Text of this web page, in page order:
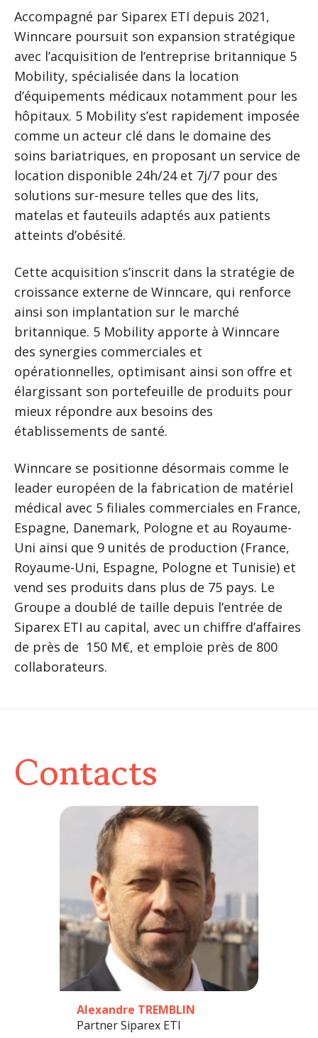
Accompagné par Siparex ETI depuis 2021,
Winncare poursuit son expansion stratégique
avec l’acquisition de l’entreprise britannique 5
Mobility, spécialisée dans la location
d’équipements médicaux notamment pour les
hôpitaux. 5 Mobility s’est rapidement imposée
comme un acteur clé dans le domaine des
soins bariatriques, en proposant un service de
location disponible 24h/24 et 7j/7 pour des
solutions sur-mesure telles que des lits,
matelas et fauteuils adaptés aux patients
atteints d’obésité.
Cette acquisition s’inscrit dans la stratégie de
croissance externe de Winncare, qui renforce
ainsi son implantation sur le marché
britannique. 5 Mobility apporte à Winncare
des synergies commerciales et
opérationnelles, optimisant ainsi son offre et
élargissant son portefeuille de produits pour
mieux répondre aux besoins des
établissements de santé.
Winncare se positionne désormais comme le
leader européen de la fabrication de matériel
médical avec 5 filiales commerciales en France,
Espagne, Danemark, Pologne et au Royaume-
Uni ainsi que 9 unités de production (France,
Royaume-Uni, Espagne, Pologne et Tunisie) et
vend ses produits dans plus de 75 pays. Le
Groupe a doublé de taille depuis l’entrée de
Siparex ETI au capital, avec un chiffre d’affaires
de près de 150 M€, et emploie près de 800
collaborateurs.
Contacts
Alexandre TREMBLIN
Partner Siparex ETI